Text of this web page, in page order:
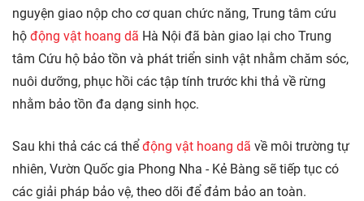
nguyện giao nộp cho cơ quan chức năng, Trung tâm cứu
hộ động vật hoang dã Hà Nội đã bàn giao lại cho Trung
tâm Cứu hộ bảo tồn và phát triển sinh vật nhằm chăm sóc,
nuôi dưỡng, phục hồi các tập tính trước khi thả về rừng
nhằm bảo tồn đa dạng sinh học.
Sau khi thả các cá thể động vật hoang dã về môi trường tự
nhiên, Vườn Quốc gia Phong Nha - Kẻ Bàng sẽ tiếp tục có
các giải pháp bảo vệ, theo dõi để đảm bảo an toàn.